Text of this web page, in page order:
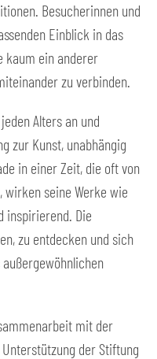
Besucherinnen und
Einblick in das
kaum ein anderer
zu verbinden.
Alters an und
zur Kunst, unabhängig
in einer Zeit, die oft von
seine Werke wie
inspirierend. Die
zu entdecken und sich
mit der
der Stiftung